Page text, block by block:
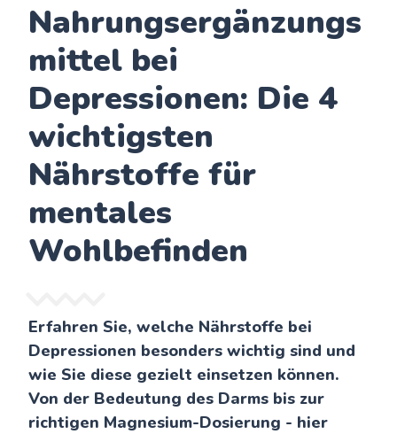
Nahrungsergänzungs
mittel bei
Depressionen: Die 4
wichtigsten
Nährstoffe für
mentales
Wohlbefinden
Erfahren Sie, welche Nährstoffe bei
Depressionen besonders wichtig sind und
wie Sie diese gezielt einsetzen können.
Von der Bedeutung des Darms bis zur
richtigen Magnesium-Dosierung - hier